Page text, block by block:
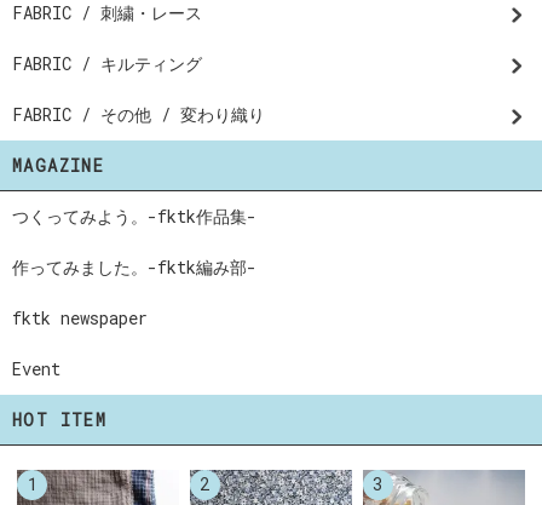
FABRIC / 刺繍・レース
FABRIC / キルティング
FABRIC / その他 / 変わり織り
MAGAZINE
つくってみよう。-fktk作品集-
作ってみました。-fktk編み部-
fktk newspaper
Event
HOT ITEM
1 2 3